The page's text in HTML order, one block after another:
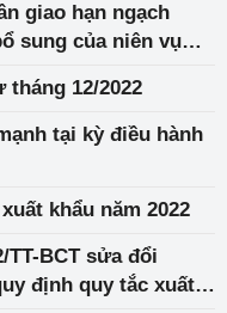
giao hạn ngạch
sung của niên vụ
12/2022
tại kỳ điều hành
khẩu năm 2022
TT-BCT sửa đổi
định quy tắc xuất